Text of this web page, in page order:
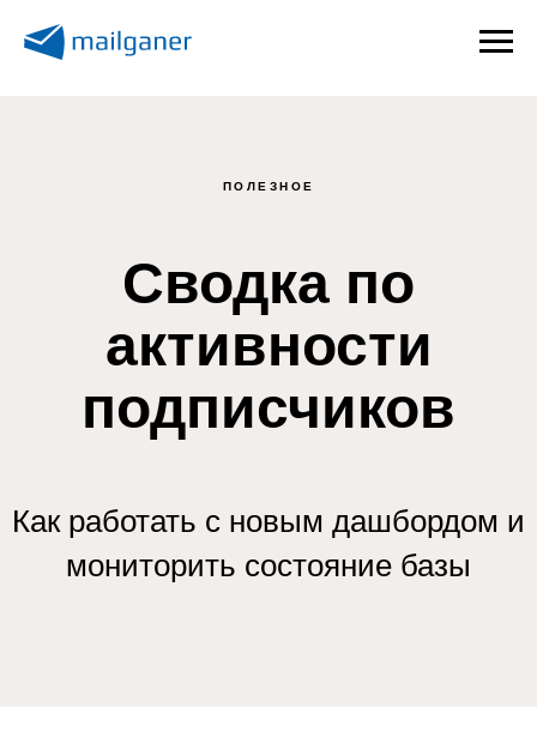
ПОЛЕЗНОЕ
Сводка по
активности
подписчиков
Как работать с новым дашбордом и
мониторить состояние базы